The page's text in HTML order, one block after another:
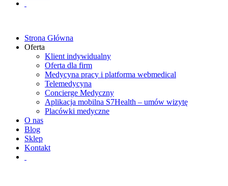
Strona Główna
Oferta
Klient indywidualny
Oferta dla firm
Medycyna pracy i platforma webmedical
Telemedycyna
Concierge Medyczny
Aplikacja mobilna S7Health – umów wizytę
Placówki medyczne
O nas
Blog
Sklep
Kontakt